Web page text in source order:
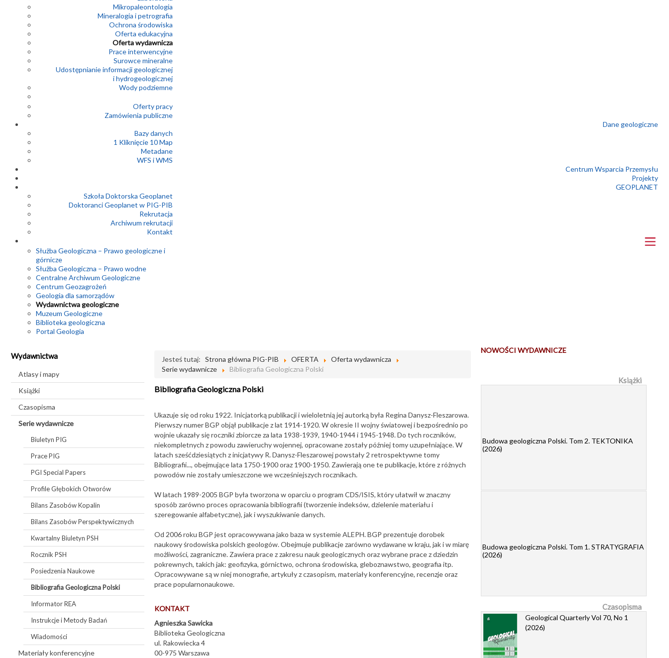
Mikropaleontologia
Mineralogia i petrografia
Ochrona środowiska
Oferta edukacyjna
Oferta wydawnicza
Prace interwencyjne
Surowce mineralne
Udostępnianie informacji geologicznej
i hydrogeologicznej
Wody podziemne
Oferty pracy
Zamówienia publiczne
Dane geologiczne
Bazy danych
1 Kliknięcie 10 Map
Metadane
WFS i WMS
Centrum Wsparcia Przemysłu
Projekty
GEOPLANET
Szkoła Doktorska Geoplanet
Doktoranci Geoplanet w PIG-PIB
Rekrutacja
Archiwum rekrutacji
Kontakt
Służba Geologiczna – Prawo geologiczne i
górnicze
Służba Geologiczna – Prawo wodne
Centralne Archiwum Geologiczne
Centrum Geozagrożeń
Geologia dla samorządów
Wydawnictwa geologiczne
Muzeum Geologiczne
Biblioteka geologiczna
Portal Geologia
Wydawnictwa
Atlasy i mapy
Książki
Czasopisma
Serie wydawnicze
Biuletyn PIG
Prace PIG
PGI Special Papers
Profile Głębokich Otworów
Bilans Zasobów Kopalin
Bilans Zasobów Perspektywicznych
Kwartalny Biuletyn PSH
Rocznik PSH
Posiedzenia Naukowe
Bibliografia Geologiczna Polski
Informator REA
Instrukcje i Metody Badań
Wiadomości
Materiały konferencyjne
Jesteś tutaj: Strona główna PIG-PIB OFERTA
Oferta wydawnicza
Serie wydawnicze
Bibliografia Geologiczna Polski
Bibliografia Geologiczna Polski
Ukazuje się od roku 1922. Inicjatorką publikacji i wieloletnią jej autorką była Regina Danysz-Fleszarowa.
Pierwszy numer BGP objął publikacje z lat 1914-1920. W okresie II wojny światowej i bezpośrednio po
wojnie ukazały się roczniki zbiorcze za lata 1938-1939, 1940-1944 i 1945-1948. Do tych roczników,
niekompletnych z powodu zawieruchy wojennej, opracowane zostały później tomy uzupełniające. W
latach sześćdziesiątych z inicjatywy R. Danysz-Fleszarowej powstały 2 retrospektywne tomy
Bibliografii..., obejmujące lata 1750-1900 oraz 1900-1950. Zawierają one te publikacje, które z różnych
powodów nie zostały umieszczone we wcześniejszych rocznikach.
W latach 1989-2005 BGP była tworzona w oparciu o program CDS/ISIS, który ułatwił w znaczny
sposób zarówno proces opracowania bibliografii (tworzenie indeksów, dzielenie materiału i
szeregowanie alfabetyczne), jak i wyszukiwanie danych.
Od 2006 roku BGP jest opracowywana jako baza w systemie ALEPH. BGP prezentuje dorobek
naukowy środowiska polskich geologów. Obejmuje publikacje zarówno wydawane w kraju, jak i w miarę
możliwości, zagraniczne. Zawiera prace z zakresu nauk geologicznych oraz wybrane prace z dziedzin
pokrewnych, takich jak: geofizyka, górnictwo, ochrona środowiska, gleboznawstwo, geografia itp.
Opracowywane są w niej monografie, artykuły z czasopism, materiały konferencyjne, recenzje oraz
prace popularnonaukowe.
KONTAKT
Agnieszka Sawicka
Biblioteka Geologiczna
ul. Rakowiecka 4
00-975 Warszawa
NOWOŚCI WYDAWNICZE
Książki
Budowa geologiczna Polski. Tom 2. TEKTONIKA
(2026)
Budowa geologiczna Polski. Tom 1. STRATYGRAFIA
(2026)
Czasopisma
Geological Quarterly Vol 70, No 1
(2026)